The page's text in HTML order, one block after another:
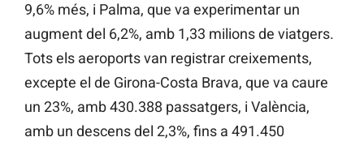
9,6% més, i Palma, que va experimentar un
augment del 6,2%, amb 1,33 milions de viatgers.
Tots els aeroports van registrar creixements,
excepte el de Girona-Costa Brava, que va caure
un 23%, amb 430.388 passatgers, i València,
amb un descens del 2,3%, fins a 491.450